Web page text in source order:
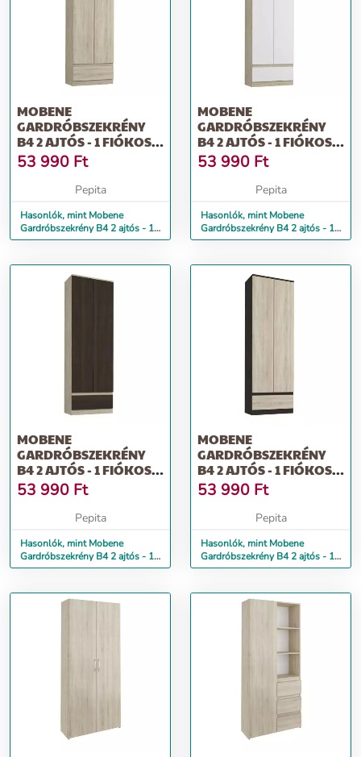
MOBENE
GARDRÓBSZEKRÉNY
B4 2 AJTÓS - 1 FIÓKOS -
SONOMA
53 990 Ft
Pepita
Hasonlók, mint Mobene
Gardróbszekrény B4 2 ajtós - 1
fiókos - sonoma
MOBENE
GARDRÓBSZEKRÉNY
B4 2 AJTÓS - 1 FIÓKOS -
SONOMA-MIX
53 990 Ft
Pepita
Hasonlók, mint Mobene
Gardróbszekrény B4 2 ajtós - 1
fiókos - sonoma-mix
MOBENE
GARDRÓBSZEKRÉNY
B4 2 AJTÓS - 1 FIÓKOS -
SONOMA-WENGE
53 990 Ft
Pepita
Hasonlók, mint Mobene
Gardróbszekrény B4 2 ajtós - 1
fiókos - sonoma-wenge
MOBENE
GARDRÓBSZEKRÉNY
B4 2 AJTÓS - 1 FIÓKOS -
WENGE-SONOMA
53 990 Ft
Pepita
Hasonlók, mint Mobene
Gardróbszekrény B4 2 ajtós - 1
fiókos - wenge-sonoma